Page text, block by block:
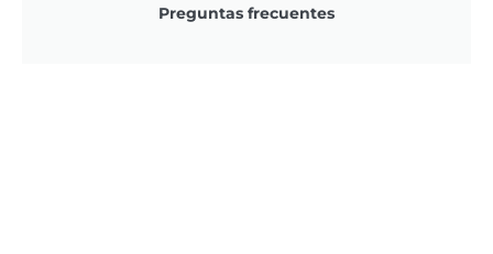
Preguntas frecuentes